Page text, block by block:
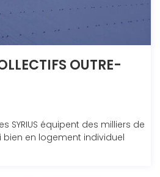
OUTRE-
SYRIUS équipent des milliers de
bien en logement individuel